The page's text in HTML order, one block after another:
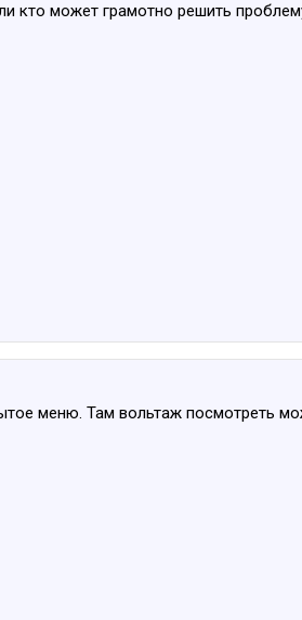
кто может грамотно решить
меню. Там вольтаж посмотреть